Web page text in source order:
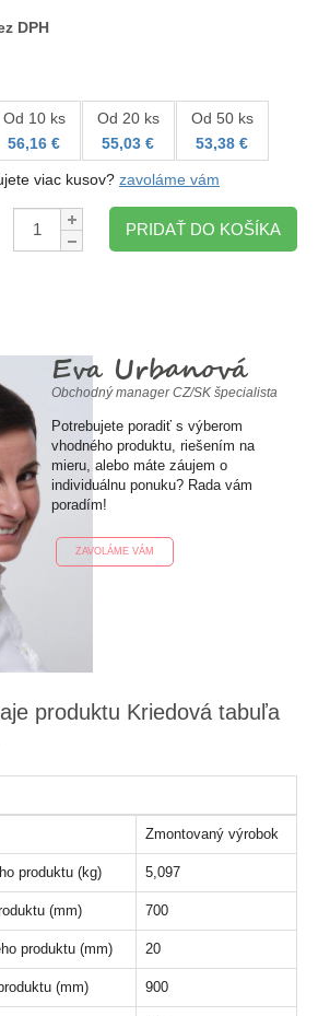
DPH
Od 10 ks
56,16 €
Od 20 ks
55,03 €
Od 50 ks
53,38 €
viac kusov? zavoláme vám
Množstvo:
PRIDAŤ DO KOŠÍKA
Eva Urbanová
Obchodný manager CZ/SK špecialista
Potrebujete poradiť s výberom
vhodného produktu, riešením na
mieru, alebo máte záujem o
individuálnu ponuku? Rada vám
poradím!
ZAVOLÁME VÁM
produktu Kriedová tabuľa
Zmontovaný výrobok
produktu (kg) 5,097
(mm) 700
produktu (mm) 20
(mm) 900